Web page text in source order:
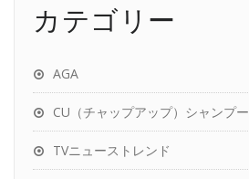
カテゴリー
AGA
CU（チャップアップ）シャンプー
TVニューストレンド